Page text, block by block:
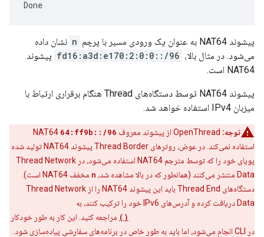
پیشوند NAT64 به عنوان یک ورودی مسیر با پرچم n نشان داده
می‌شود. در مثال بالا، fd16:a3d:e170:2:0:0::/96 پیشوند
NAT64 است.
پیشوند NAT64 توسط دستگاه‌های Thread هنگام برقراری ارتباط با
میزبان IPv4 استفاده خواهد شد.
توجه:
64:ff9b::/96
استفاده نمی‌کند. در عوض، روترهای Thread Border پیشوند NAT64 تولید شده
پویای خود را که توسط مترجم NAT64 استفاده می‌شود، در Thread Network
Data منتشر می‌کنند (همانطور که در بالا مشاهده شد،
n
​​مخفف NAT64 است).
دستگاه‌های Thread End باید این پیشوند NAT64 را از Thread Network
Data دریافت کرده و آدرس‌های IPv6 خود را ترکیب کنند، به
مراجعه کنید. این کار به طور خودکار
در CLI انجام می‌شود، اما باید به طور خاص در برنامه‌های سفارشی پیاده‌سازی شود.